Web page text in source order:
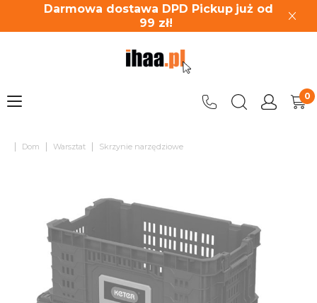
Darmowa dostawa DPD Pickup już od
99 zł!
| Dom | Warsztat | Skrzynie narzędziowe